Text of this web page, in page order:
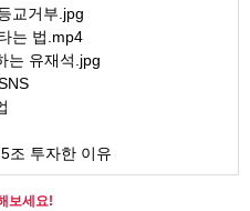
교거부.jpg
는 법.mp4
는 유재석.jpg
조 투자한 이유
보세요!